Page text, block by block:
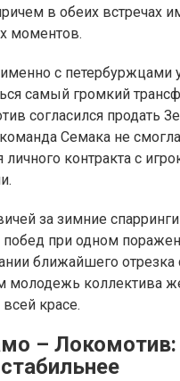
в обеих встречах
моментов.
именно с петербуржцами
самый громкий
согласился продать
Семака не смогла
личного контракта с
за зимние
при одном
ближайшего отрезка
молодежь коллектива
красе.
– Локомотив: